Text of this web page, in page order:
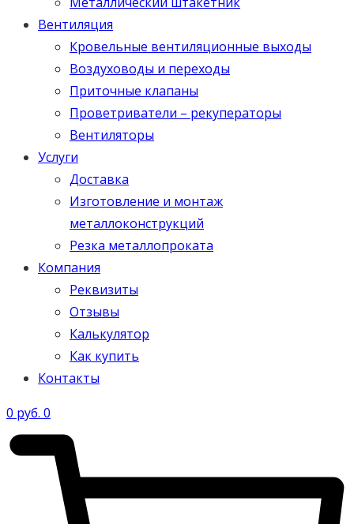
Вентиляция
Кровельные вентиляционные выходы
Воздуховоды и переходы
Приточные клапаны
Проветриватели – рекуператоры
Вентиляторы
Услуги
Доставка
Изготовление и монтаж
металлоконструкций
Резка металлопроката
Компания
Реквизиты
Отзывы
Калькулятор
Как купить
Контакты
0 руб. 0